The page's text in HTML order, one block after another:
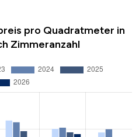
pro Quadratmeter in
Zimmeranzahl